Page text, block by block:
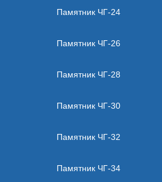
Памятник ЧГ-24
Памятник ЧГ-26
Памятник ЧГ-28
Памятник ЧГ-30
Памятник ЧГ-32
Памятник ЧГ-34